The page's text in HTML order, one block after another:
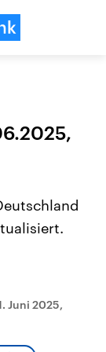
und
Einfluss auf
Juni 2025,